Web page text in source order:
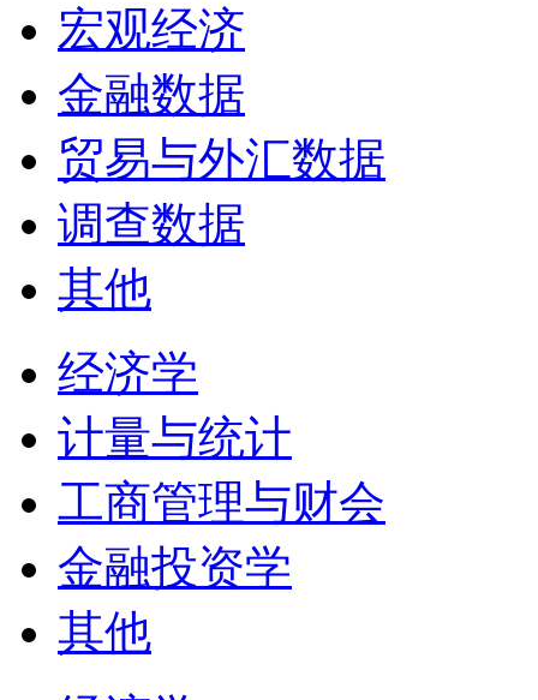
宏观经济
金融数据
贸易与外汇数据
调查数据
其他
经济学
计量与统计
工商管理与财会
金融投资学
其他